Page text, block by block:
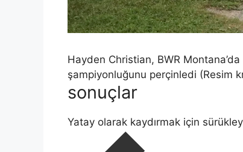
Hayden Christian, BWR
şampiyonluğunu perçinledi (Resim
sonuçlar
Yatay olarak kaydırmak için